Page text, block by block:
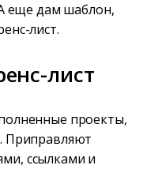
еще дам шаблон,
лист.
лист
проекты,
Приправляют
ссылками и